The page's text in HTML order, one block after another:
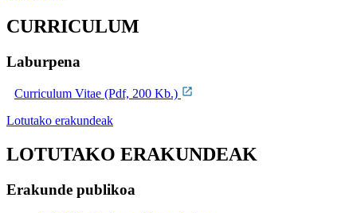
CURRICULUM
Laburpena
Curriculum Vitae (Pdf, 200 Kb.)
Lotutako erakundeak
LOTUTAKO ERAKUNDEAK
Erakunde publikoa